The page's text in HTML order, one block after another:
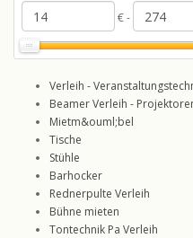
€ -
Verleih -
Beamer Verleih -
Mietm&ouml;bel
Tische
Stühle
Barhocker
Rednerpulte Verleih
Bühne mieten
Tontechnik Pa Verleih